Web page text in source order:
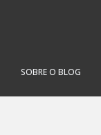
SOBRE O BLOG